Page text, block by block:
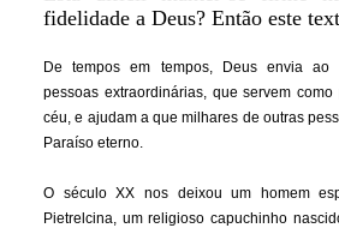
fidelidade a Deus? Então este
De tempos em tempos, Deus envia ao
pessoas extraordinárias, que servem
céu, e ajudam a que milhares de outras
Paraíso eterno.
O século XX nos deixou um homem
Pietrelcina, um religioso capuchinho